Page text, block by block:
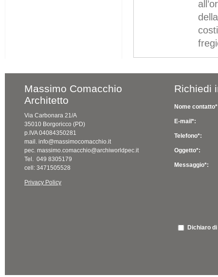
Massimo Comacchio
Architetto
Via Carbonara 21/A
35010 Borgoricco (PD)
p.IVA 04084350281
mail. info@massimocomacchio.it
pec. massimo.comacchio@archiworldpec.it
Tel. 049 8305179
cell: 3471505528
Privacy Policy
Richiedi
Nome
E-mail*:
Telefono*:
Oggetto*:
Messaggio*:
Dichiaro